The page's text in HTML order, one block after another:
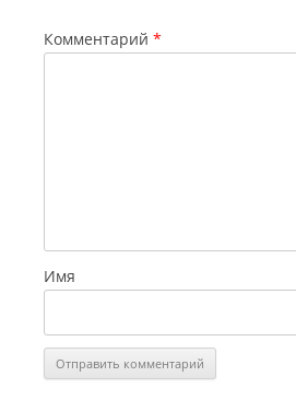
Комментарий *
Имя